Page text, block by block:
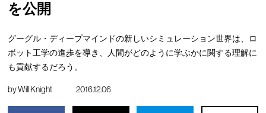
を公開
グーグル・ディープマインドの新しいシミュレーション世界は、ロ
ボット工学の進歩を導き、人間がどのように学ぶかに関する理解に
も貢献するだろう。
byWill Knight 2016.12.06